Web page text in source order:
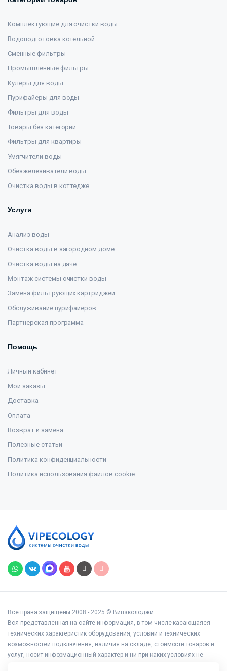
Комплектующие для очистки воды
Водоподготовка котельной
Сменные фильтры
Промышленные фильтры
Кулеры для воды
Пурифайеры для воды
Фильтры для воды
Товары без категории
Фильтры для квартиры
Умягчители воды
Обезжелезиватели воды
Очистка воды в коттедже
Услуги
Анализ воды
Очистка воды в загородном доме
Очистка воды на даче
Монтаж системы очистки воды
Замена фильтрующих картриджей
Обслуживание пурифайеров
Партнерская программа
Помощь
Личный кабинет
Мои заказы
Доставка
Оплата
Возврат и замена
Полезные статьи
Политика конфиденциальности
Политика использования файлов cookie
Все права защищены 2008 - 2025 © Випэколоджи
Вся представленная на сайте информация, в том числе касающаяся
технических характеристик оборудования, условий и технических
возможностей подключения, наличия на складе, стоимости товаров и
услуг, носит информационный характер и ни при каких условиях не